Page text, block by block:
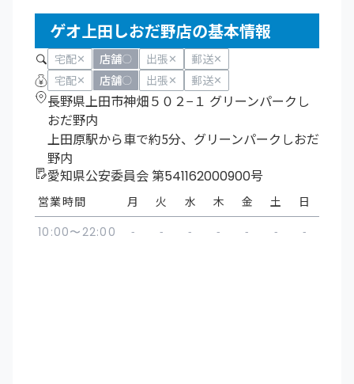
ゲオ上田しおだ野店の基本情報
宅配✕ 店舗〇 出張✕ 郵送✕
宅配✕ 店舗〇 出張✕ 郵送✕
長野県上田市神畑５０２−１ グリーンパークし
おだ野内
上田原駅から車で約5分、グリーンパークしおだ
野内
愛知県公安委員会 第541162000900号
営業時間
10:00〜22:00
月
-
火
-
水
-
木
-
金
-
土
-
日
-